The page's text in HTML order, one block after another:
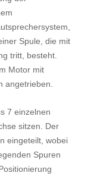
Spule, die mit
tritt, besteht.
Motor mit
angetrieben.
7 einzelnen
sitzen. Der
eingeteilt, wobei
Spuren